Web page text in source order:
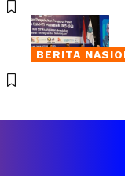
BERITA